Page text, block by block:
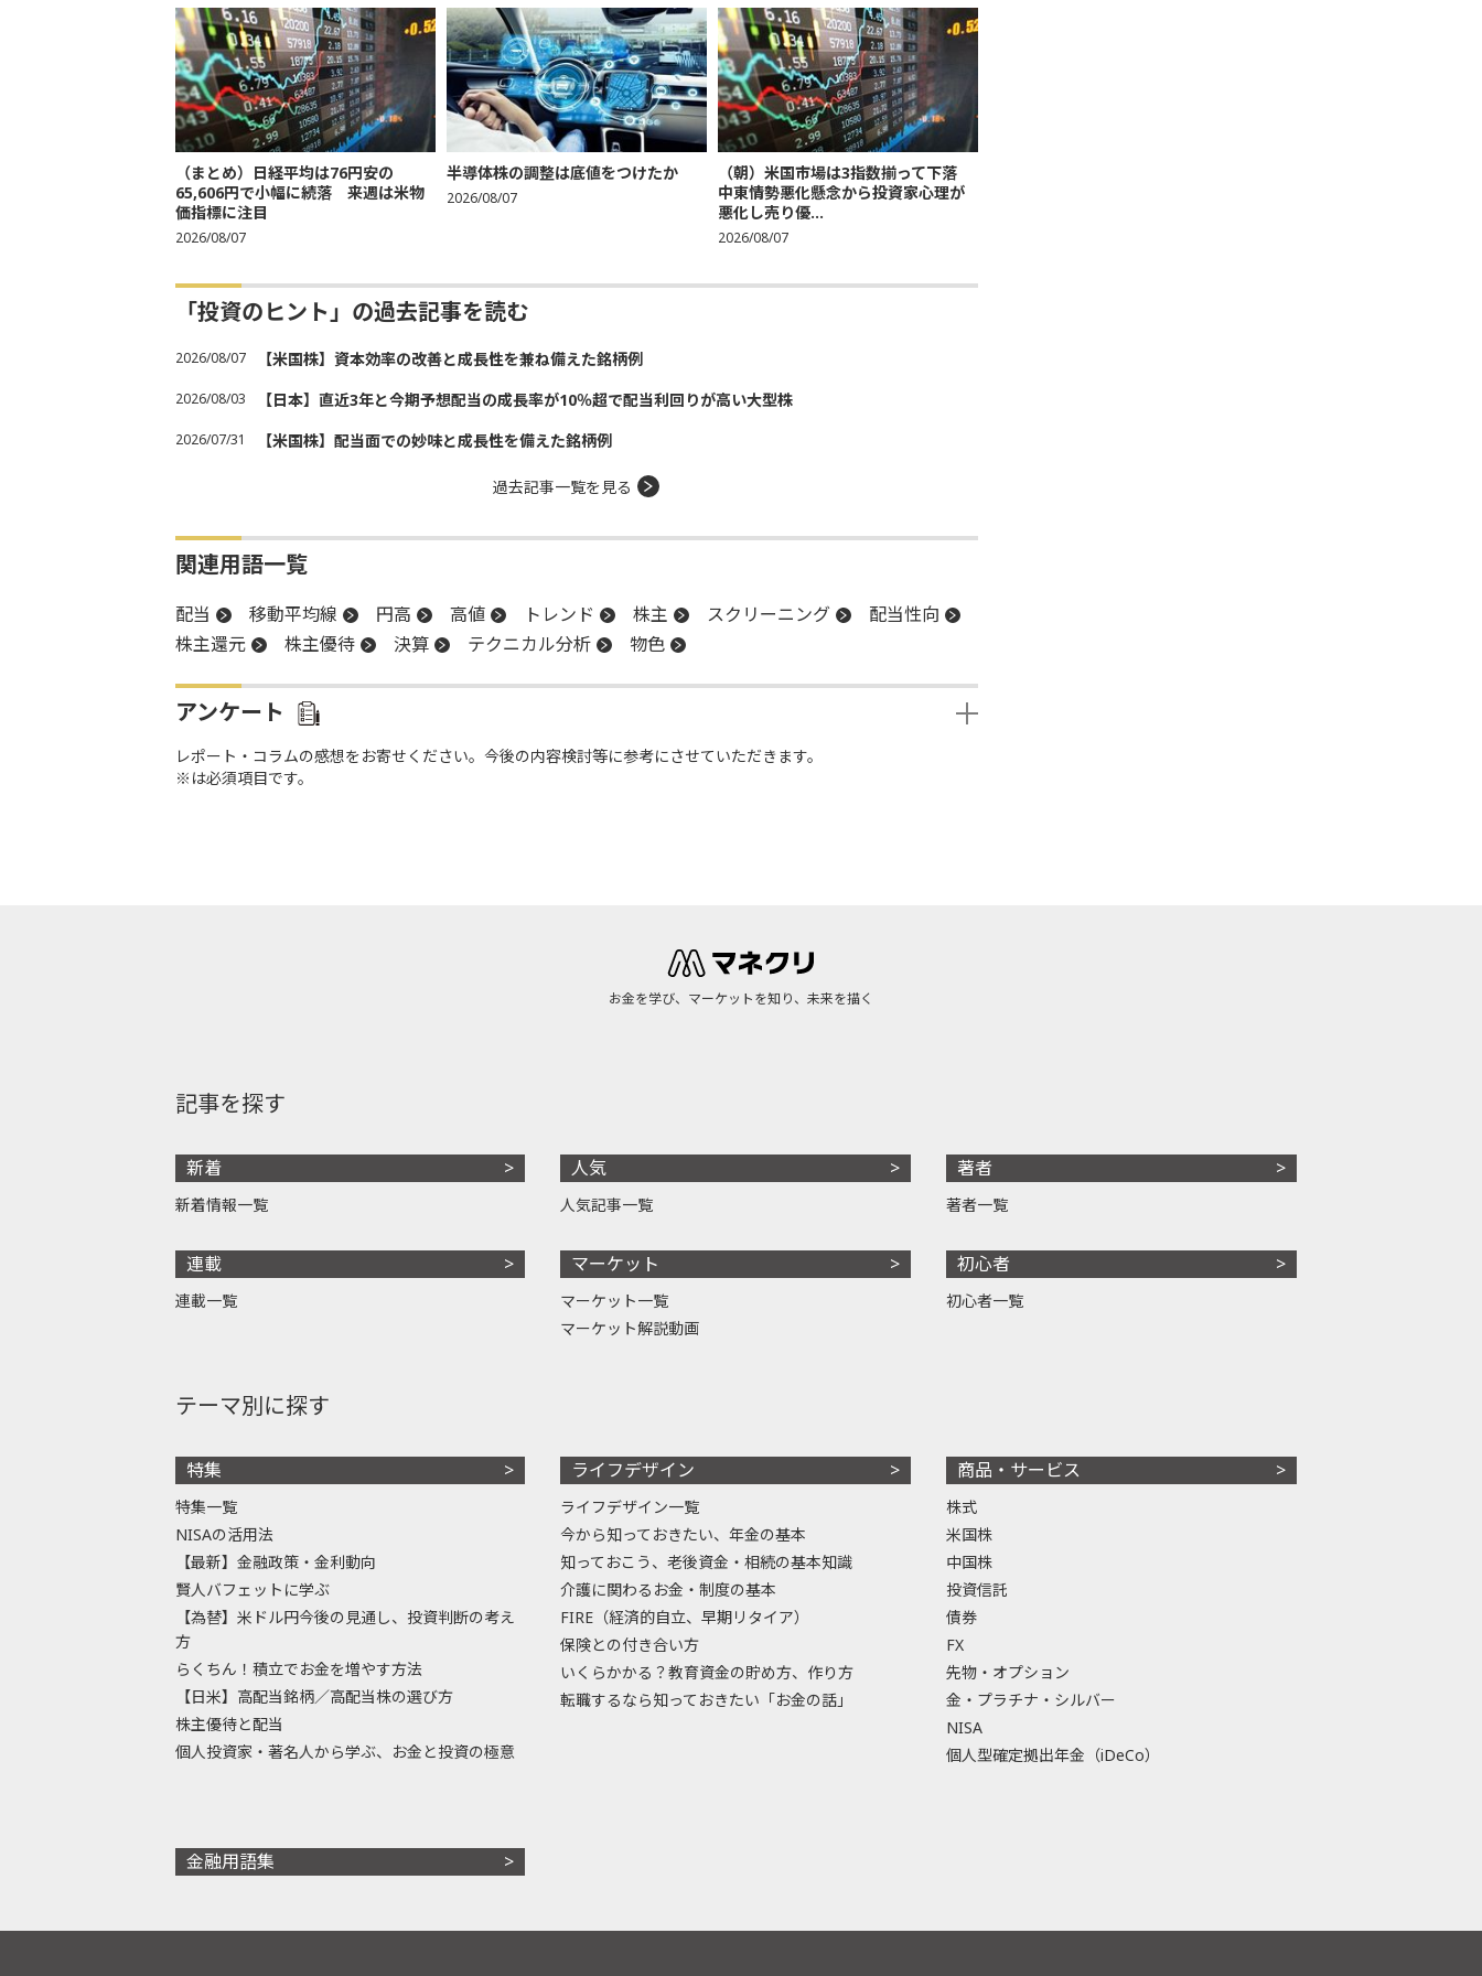
（まとめ）日経平均は76円安の
65,606円で小幅に続落 来週は米物
価指標に注目
2026/08/07
半導体株の調整は底値をつけたか
2026/08/07
（朝）米国市場は3指数揃って下落
中東情勢悪化懸念から投資家心理が
悪化し売り優...
2026/08/07
「投資のヒント」の過去記事を読む
2026/08/07 【米国株】資本効率の改善と成長性を兼ね備えた銘柄例
2026/08/03 【日本】直近3年と今期予想配当の成長率が10％超で配当利回りが高い大型株
2026/07/31 【米国株】配当面での妙味と成長性を備えた銘柄例
過去記事一覧を見る
関連用語一覧
配当 移動平均線 円高 高値 トレンド 株主 スクリーニング
配当性向
株主還元
株主優待 決算 テクニカル分析 物色
アンケート
レポート・コラムの感想をお寄せください。今後の内容検討等に参考にさせていただきます。
※は必須項目です。
お金を学び、マーケットを知り、未来を描く
記事を探す
新着
新着情報一覧
連載
連載一覧
人気
人気記事一覧
マーケット
マーケット一覧
マーケット解説動画
著者
著者一覧
初心者
初心者一覧
テーマ別に探す
特集
特集一覧
NISAの活用法
【最新】金融政策・金利動向
賢人バフェットに学ぶ
【為替】米ドル円今後の見通し、投資判断の考え
方
らくちん！積立でお金を増やす方法
【日米】高配当銘柄／高配当株の選び方
株主優待と配当
個人投資家・著名人から学ぶ、お金と投資の極意
ライフデザイン
ライフデザイン一覧
今から知っておきたい、年金の基本
知っておこう、老後資金・相続の基本知識
介護に関わるお金・制度の基本
FIRE（経済的自立、早期リタイア）
保険との付き合い方
いくらかかる？教育資金の貯め方、作り方
転職するなら知っておきたい「お金の話」
商品・サービス
株式
米国株
中国株
投資信託
債券
FX
先物・オプション
金・プラチナ・シルバー
NISA
個人型確定拠出年金（iDeCo）
金融用語集